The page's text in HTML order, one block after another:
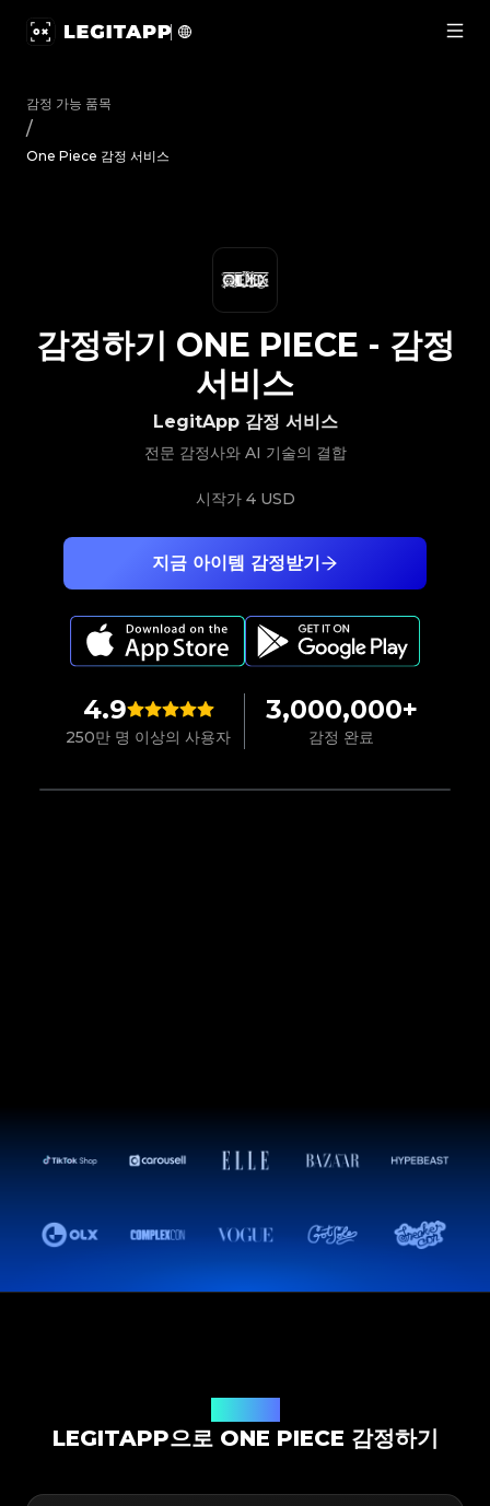
감정 가능 품목
/
One Piece 감정 서비스
4.9
250만 명 이상의 사용자
3,000,000+
감정 완료
지금 아이템 감정받기
LegitApp 감정 서비스
전문 감정사와 AI 기술의 결합
시작가 4 USD
감정하기 ONE PIECE - 감정
서비스
LEGITAPP으로 ONE PIECE 감정하기